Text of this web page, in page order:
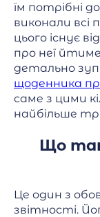
їм потрібні
виконали всі
цього існує
про неї
детально
щоденника
саме з цими
найбільше
Що
Це один з
звітності.